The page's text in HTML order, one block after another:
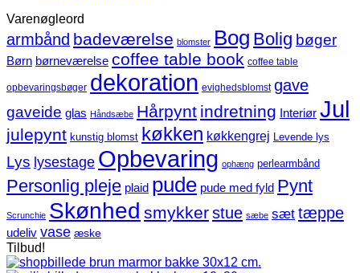
Varenøgleord
armbånd badeværelse blomster Bog Bolig bøger
Børn børneværelse coffee table book coffee table
opbevaringsbøger dekoration evighedsblomst gave
gaveide glas Håndsæbe Hårpynt indretning Interiør Jul
julepynt kunstig blomst køkken køkkengrej Levende lys
Lys lysestage Opbevaring ophæng perlearmbånd
Personlig pleje plaid pude pude med fyld Pynt
Scrunchie Skønhed smykkerstue sæbe sæt tæppe
udeliv vase æske
Tilbud!